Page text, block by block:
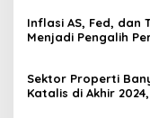
Inflasi AS, Fed, dan
Menjadi Pengalih
Sektor Properti
Katalis di Akhir